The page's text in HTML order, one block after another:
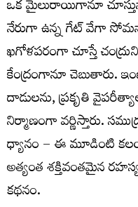
ఒక మైలురాయిగానూ
నేరుగా ఉన్న గేట్ వేగా
ఖగోళపరంగా చూస్తే
కేంద్రంగానూ చెబుతారు.
దాడులను, ప్రకృతి
నిర్మాణంగా వర్ణిస్తారు.
ధ్యానం – ఈ మూడింటి
అత్యంత శక్తివంతమైన
కథనం.